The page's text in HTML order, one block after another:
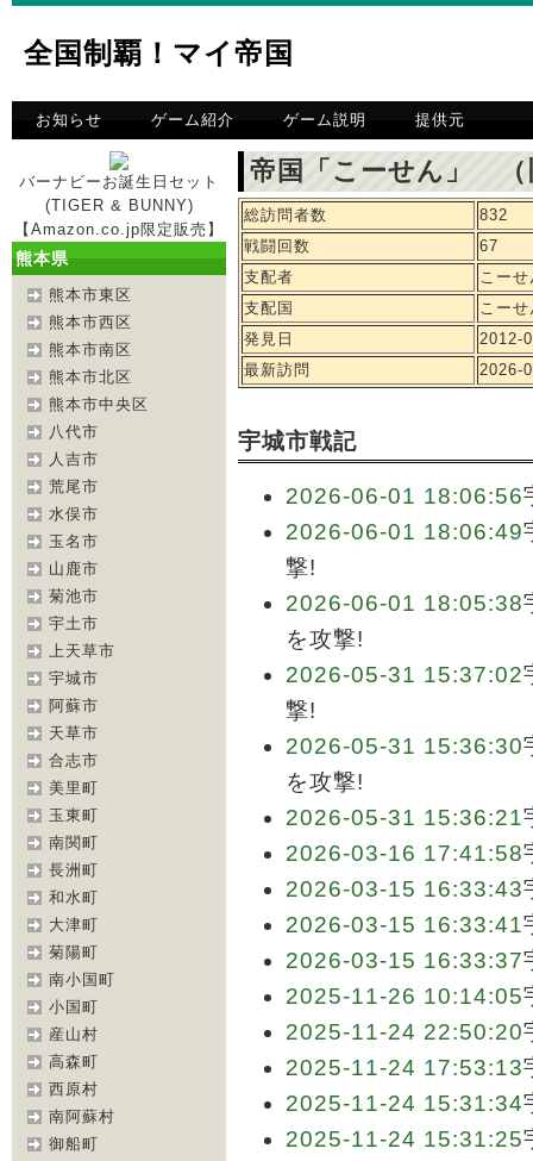
全国制覇！マイ帝国
お知らせ ゲーム紹介 ゲーム説明 提供元
バーナビーお誕生日セット
(TIGER & BUNNY)
【Amazon.co.jp限定販売】
熊本県
熊本市東区
熊本市西区
熊本市南区
熊本市北区
熊本市中央区
八代市
人吉市
荒尾市
水俣市
玉名市
山鹿市
菊池市
宇土市
上天草市
宇城市
阿蘇市
天草市
合志市
美里町
玉東町
南関町
長洲町
和水町
大津町
菊陽町
南小国町
小国町
産山村
高森町
西原村
南阿蘇村
御船町
帝国「こーせん」 （
総訪問者数
832
戦闘回数
67
支配者
こーせ
支配国
こーせ
発見日
2012-
最新訪問
2026-
宇城市戦記
2026-06-01 18:06:56
2026-06-01 18:06:49
撃!
2026-06-01 18:05:38
を攻撃!
2026-05-31 15:37:02
撃!
2026-05-31 15:36:30
を攻撃!
2026-05-31 15:36:21
2026-03-16 17:41:58
2026-03-15 16:33:43
2026-03-15 16:33:41
2026-03-15 16:33:37
2025-11-26 10:14:05
2025-11-24 22:50:20
2025-11-24 17:53:13
2025-11-24 15:31:34
2025-11-24 15:31:25